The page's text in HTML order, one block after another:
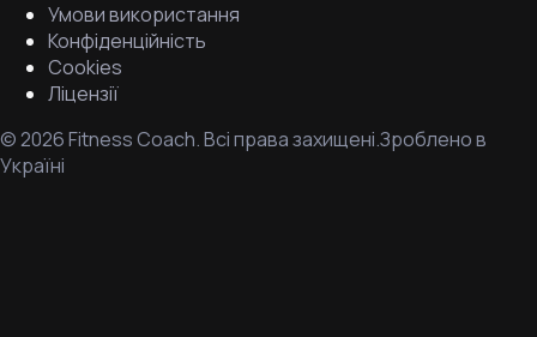
Умови використання
Конфіденційність
Cookies
Ліцензії
©2026Fitness Coach.Всі права захищені.Зроблено в
Україні